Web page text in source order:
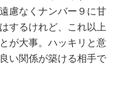
慮なくナンバー９に甘
するけれど、これ以上
が大事。ハッキリと意
い関係が築ける相手で